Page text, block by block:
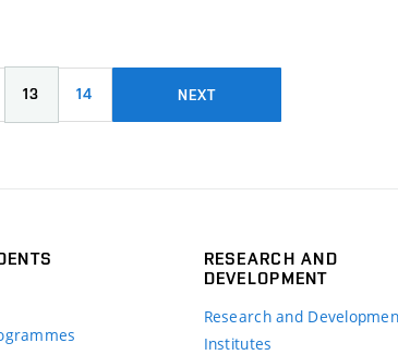
13 14 NEXT
RESEARCH AND
DEVELOPMENT
Research and
Institutes